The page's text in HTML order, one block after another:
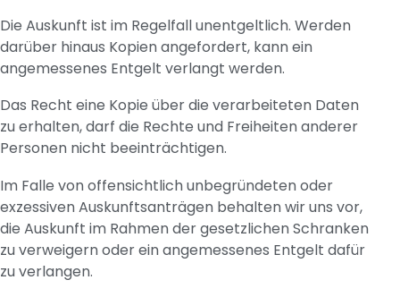
Die Auskunft ist im Regelfall unentgeltlich. Werden
darüber hinaus Kopien angefordert, kann ein
angemessenes Entgelt verlangt werden.
Das Recht eine Kopie über die verarbeiteten Daten
zu erhalten, darf die Rechte und Freiheiten anderer
Personen nicht beeinträchtigen.
Im Falle von offensichtlich unbegründeten oder
exzessiven Auskunftsanträgen behalten wir uns vor,
die Auskunft im Rahmen der gesetzlichen Schranken
zu verweigern oder ein angemessenes Entgelt dafür
zu verlangen.